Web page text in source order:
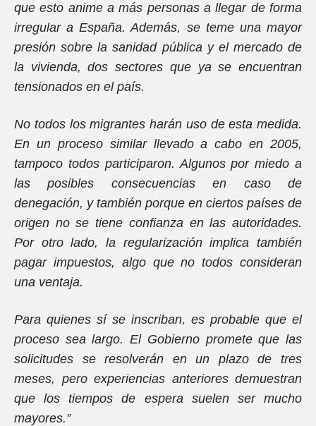
que esto anime a más personas a llegar de forma
irregular a España. Además, se teme una mayor
presión sobre la sanidad pública y el mercado de
la vivienda, dos sectores que ya se encuentran
tensionados en el país.
No todos los migrantes harán uso de esta medida.
En un proceso similar llevado a cabo en 2005,
tampoco todos participaron. Algunos por miedo a
las posibles consecuencias en caso de
denegación, y también porque en ciertos países de
origen no se tiene confianza en las autoridades.
Por otro lado, la regularización implica también
pagar impuestos, algo que no todos consideran
una ventaja.
Para quienes sí se inscriban, es probable que el
proceso sea largo. El Gobierno promete que las
solicitudes se resolverán en un plazo de tres
meses, pero experiencias anteriores demuestran
que los tiempos de espera suelen ser mucho
mayores.”